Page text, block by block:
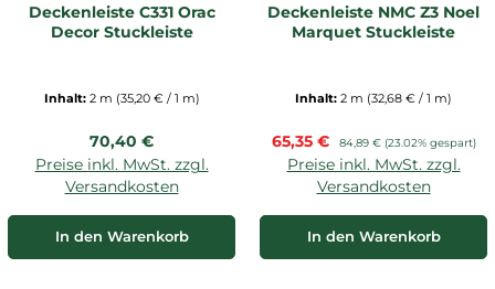
Deckenleiste C331 Orac
Decor Stuckleiste
Inhalt: 2 m (35,20 € / 1 m)
Regulärer Preis:
70,40 €
Preise inkl. MwSt. zzgl.
Versandkosten
In den Warenkorb
Deckenleiste NMC Z3 Noel
Marquet Stuckleiste
Inhalt: 2 m (32,68 € / 1 m)
Verkaufspreis:
65,35 € Regulärer Preis:
84,89 € (23.02% gespart)
Preise inkl. MwSt. zzgl.
Versandkosten
In den Warenkorb